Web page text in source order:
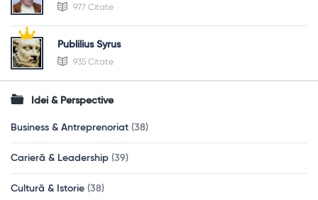
977 Citate
Publilius Syrus
935 Citate
Idei & Perspective
Business & Antreprenoriat (38)
Carieră & Leadership (39)
Cultură & Istorie (38)